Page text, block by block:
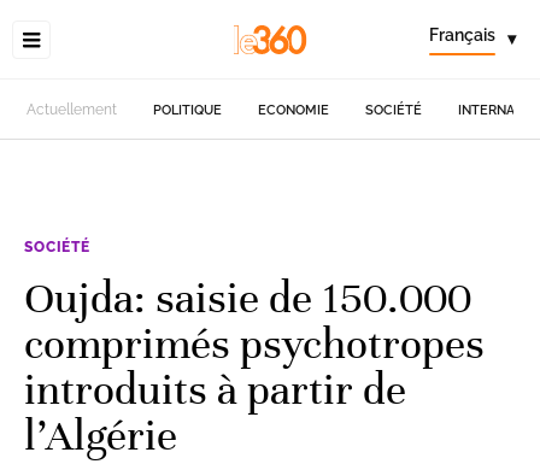
Français ▾
Actuellement POLITIQUE ECONOMIE SOCIÉTÉ
SOCIÉTÉ
Oujda: saisie de 150.000
comprimés psychotropes
introduits à partir de
l’Algérie